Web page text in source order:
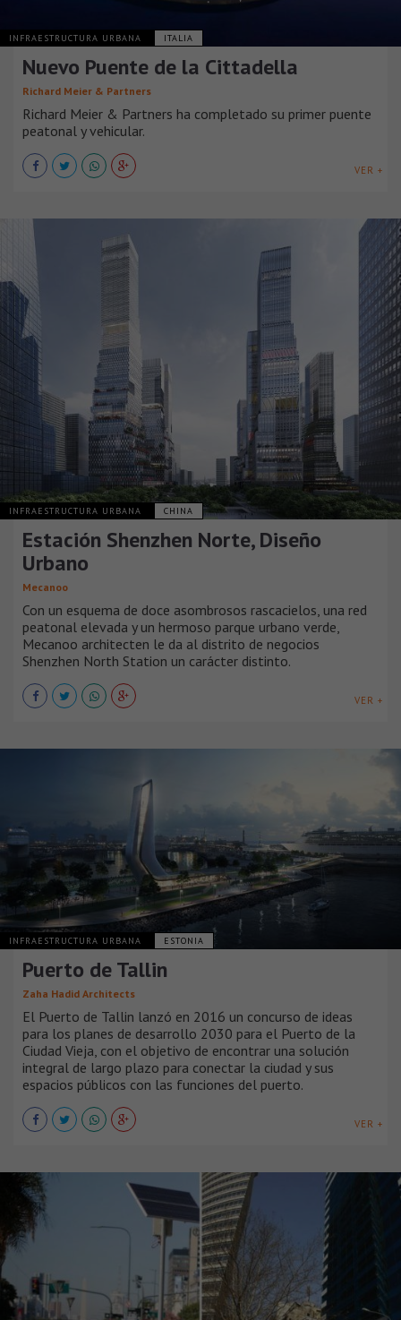
INFRAESTRUCTURA URBANA ITALIA
Nuevo Puente de la Cittadella
Richard Meier & Partners
Richard Meier & Partners ha completado su primer puente
peatonal y vehicular.
VER +
INFRAESTRUCTURA URBANA CHINA
Estación Shenzhen Norte, Diseño
Urbano
Mecanoo
Con un esquema de doce asombrosos rascacielos, una red
peatonal elevada y un hermoso parque urbano verde,
Mecanoo architecten le da al distrito de negocios
Shenzhen North Station un carácter distinto.
VER +
INFRAESTRUCTURA URBANA ESTONIA
Puerto de Tallin
Zaha Hadid Architects
El Puerto de Tallin lanzó en 2016 un concurso de ideas
para los planes de desarrollo 2030 para el Puerto de la
Ciudad Vieja, con el objetivo de encontrar una solución
integral de largo plazo para conectar la ciudad y sus
espacios públicos con las funciones del puerto.
VER +